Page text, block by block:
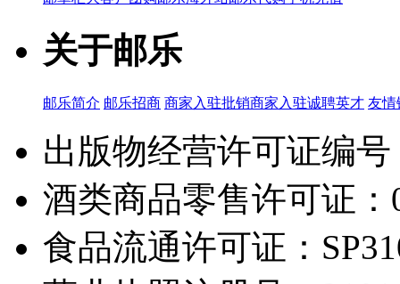
关于邮乐
邮乐简介 邮乐招商 商家入驻批销商家入驻诚聘英才 友情
出版物经营许可证编
酒类商品零售许可证：
食品流通许可证：